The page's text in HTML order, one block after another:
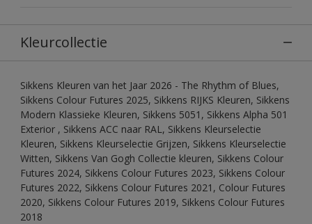
Kleurcollectie
Sikkens Kleuren van het Jaar 2026 - The Rhythm of Blues,
Sikkens Colour Futures 2025, Sikkens RIJKS Kleuren, Sikkens
Modern Klassieke Kleuren, Sikkens 5051, Sikkens Alpha 501
Exterior , Sikkens ACC naar RAL, Sikkens Kleurselectie
Kleuren, Sikkens Kleurselectie Grijzen, Sikkens Kleurselectie
Witten, Sikkens Van Gogh Collectie kleuren, Sikkens Colour
Futures 2024, Sikkens Colour Futures 2023, Sikkens Colour
Futures 2022, Sikkens Colour Futures 2021, Colour Futures
2020, Sikkens Colour Futures 2019, Sikkens Colour Futures
2018